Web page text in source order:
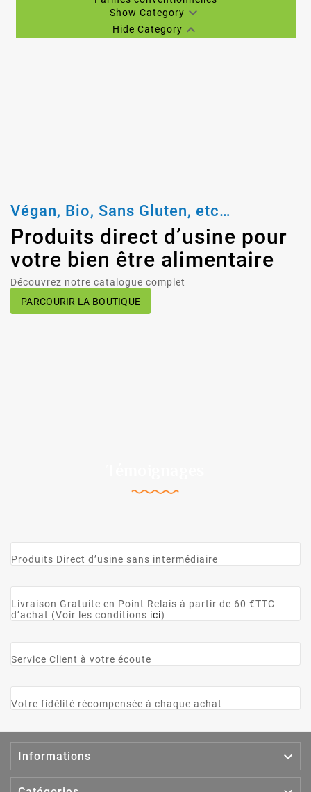
Show Category 
Hide Category 
Végan, Bio, Sans Gluten, etc…
Produits direct d’usine pour
votre bien être alimentaire
Découvrez notre catalogue complet
PARCOURIR LA BOUTIQUE
Produits Direct d’usine sans intermédiaire
Livraison Gratuite en Point Relais à partir de 60 €TTC
d’achat (Voir les conditions ici)
Service Client à votre écoute
Votre fidélité récompensée à chaque achat
Informations 